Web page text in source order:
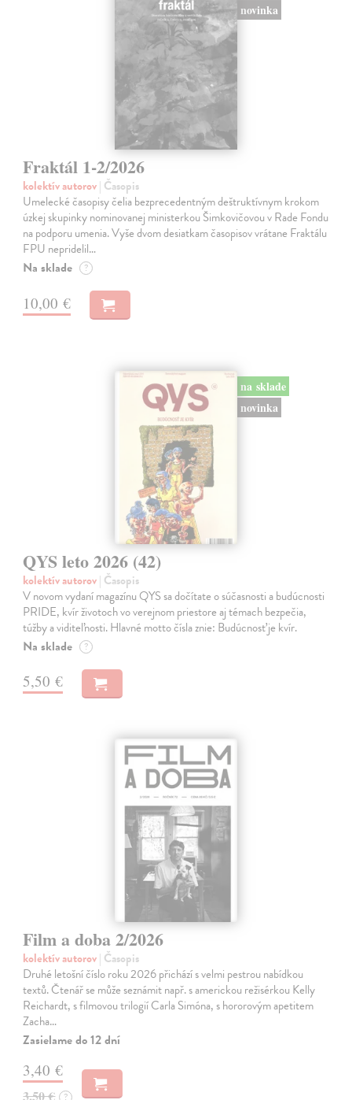
novinka
Fraktál 1-2/2026
kolektív autorov| Časopis
Umelecké časopisy čelia bezprecedentným deštruktívnym krokom
úzkej skupinky nominovanej ministerkou Šimkovičovou v Rade Fondu
na podporu umenia. Vyše dvom desiatkam časopisov vrátane Fraktálu
FPU nepridelil…
Na sklade ?
10,00 €
na sklade
novinka
QYS leto 2026 (42)
kolektív autorov| Časopis
V novom vydaní magazínu QYS sa dočítate o súčasnosti a budúcnosti
PRIDE, kvír životoch vo verejnom priestore aj témach bezpečia,
túžby a viditeľnosti. Hlavné motto čísla znie: Budúcnosť je kvír.
Na sklade ?
5,50 €
Film a doba 2/2026
kolektív autorov| Časopis
Druhé letošní číslo roku 2026 přichází s velmi pestrou nabídkou
textů. Čtenář se může seznámit např. s americkou režisérkou Kelly
Reichardt, s filmovou trilogií Carla Simóna, s hororovým apetitem
Zacha…
Zasielame do 12 dní
3,40 €
3,50 € ?